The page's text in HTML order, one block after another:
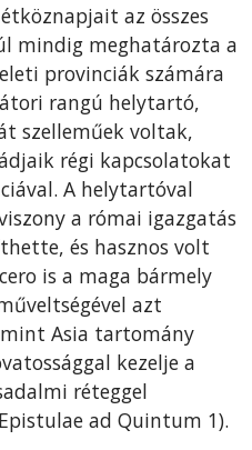
az összes
mindig meghatározta a
provinciák számára
rangú helytartó,
szelleműek voltak,
régi kapcsolatokat
A helytartóval
a római igazgatás
és hasznos volt
is a maga bármely
azt
Asia tartomány
kezelje a
réteggel
ad Quintum 1).